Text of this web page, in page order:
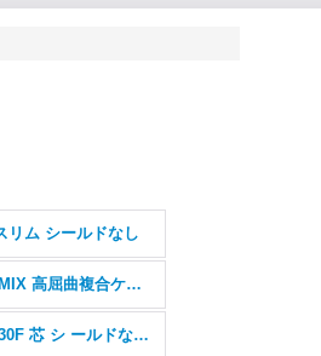
リム シールドなし
ORP-MIX 高屈曲複合ケーブル
ORP-30F 芯 シ ールドなし 超細径